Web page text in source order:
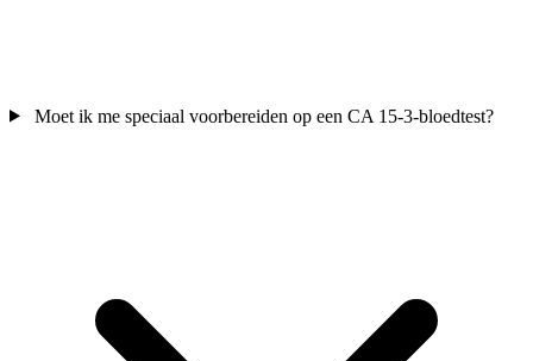
Moet ik me speciaal voorbereiden op een CA 15-3-bloedtest?